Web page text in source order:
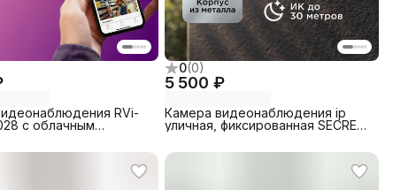
RVi-
c облачным
0(0)
5 500 ₽
Камера видеонаблюдения ip
уличная, фиксированная SECRET